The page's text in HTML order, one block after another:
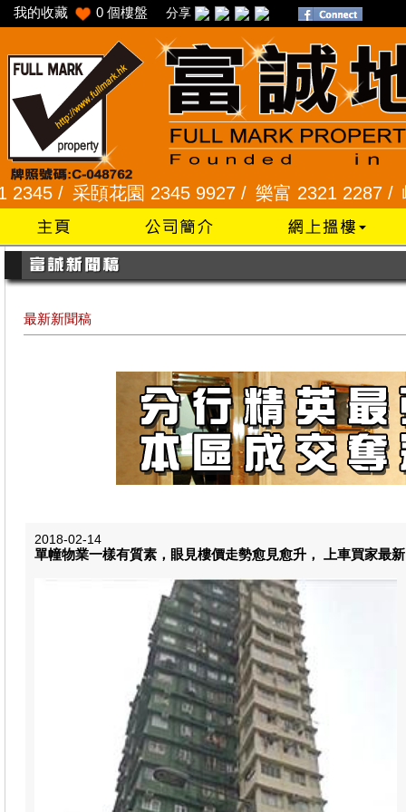
我的收藏 0 個樓盤 分享
頣花園 2345 9927 /樂富 2321 2287 /峻弦、曉
最新新聞稿
2018-02-14
單幢物業一樣有質素，眼見樓價走勢愈見愈升， 上車買家最